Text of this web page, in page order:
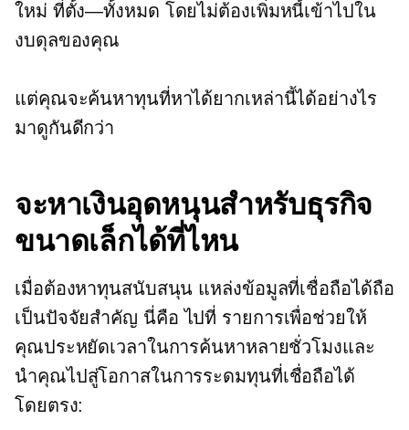
ใหม่ ที่ตั้ง—ทั้งหมด โดยไม่ต้องเพิ่มหนี้เข้าไปใน
งบดุลของคุณ
แต่คุณจะค้นหาทุนที่หาได้ยากเหล่านี้ได้อย่างไร
มาดูกันดีกว่า
จะหาเงินอุดหนุนสำหรับธุรกิจ
ขนาดเล็กได้ที่ไหน
เมื่อต้องหาทุนสนับสนุน แหล่งข้อมูลที่เชื่อถือได้ถือ
เป็นปัจจัยสำคัญ นี่คือไปที่ รายการเพื่อช่วยให้
คุณประหยัดเวลาในการค้นหาหลายชั่วโมงและ
นำคุณไปสู่โอกาสในการระดมทุนที่เชื่อถือได้
โดยตรง: